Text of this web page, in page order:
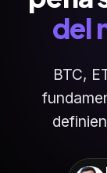
del
BTC,